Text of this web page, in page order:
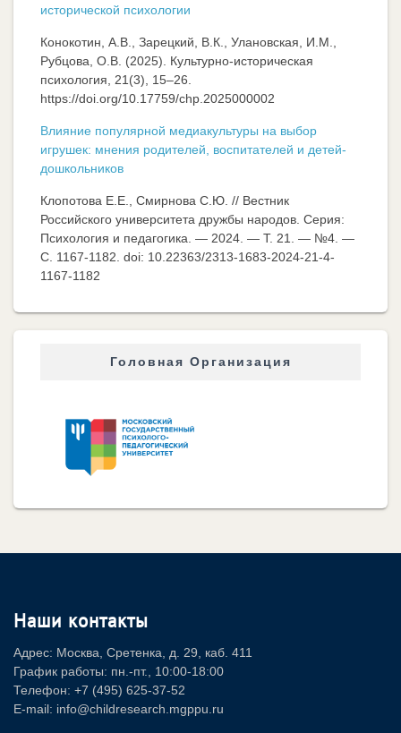
исторической психологии
Конокотин, А.В., Зарецкий, В.К., Улановская, И.М.,
Рубцова, О.В. (2025). Культурно-историческая
психология, 21(3), 15–26.
https://doi.org/10.17759/chp.2025000002
Влияние популярной медиакультуры на выбор
игрушек: мнения родителей, воспитателей и детей-
дошкольников
Клопотова Е.Е., Смирнова С.Ю. // Вестник
Российского университета дружбы народов. Серия:
Психология и педагогика. — 2024. — Т. 21. — №4. —
C. 1167-1182. doi: 10.22363/2313-1683-2024-21-4-
1167-1182
Головная Организация
Наши контакты
Адрес: Москва, Сретенка, д. 29, каб. 411
График работы: пн.-пт., 10:00-18:00
Телефон: +7 (495) 625-37-52
E-mail: info@childresearch.mgppu.ru